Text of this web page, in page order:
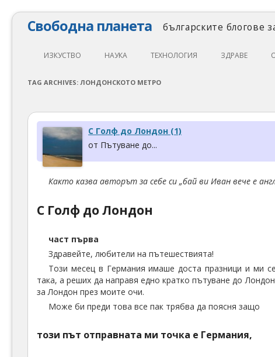
Свободна планета българските блогове
ИЗКУСТВО
КИНО
МУЗИКА
ФОТОГРАФИЯ
НАУКА
ФИЗИКА
ОБРАЗОВАНИЕ
ТЕХНОЛОГИЯ
СВОБОДЕН ХАРДУЕР
ДЖАДЖИ
ЗДРАВЕ
TAG ARCHIVES:ЛОНДОНСКОТО МЕТРО
С Голф до Лондон (1)
от Пътуване до...
Както казва авторът за себе си „бай ви Иван вече е
С Голф до Лондон
част първа
Здравейте, любители на пътешествията!
Този месец в Германия имаше доста празници и ми
така, а реших да направя едно кратко пътуване до
за Лондон през моите очи.
Може би преди това все пак трябва да поясня защо
този път отправната ми точка е Германия,